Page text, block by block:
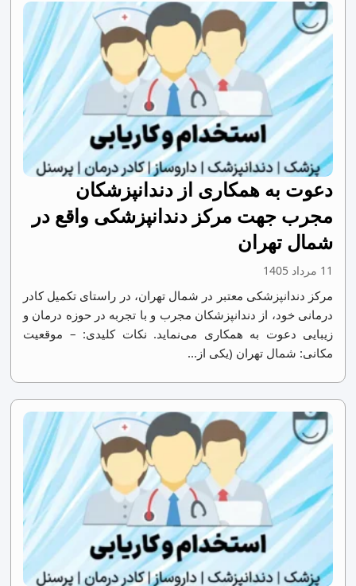
دعوت به همکاری از دندانپزشكان
مجرب جهت مركز دندانپزشكی واقع در
شمال تهران
11 مرداد 1405
مرکز دندانپزشکی معتبر در شمال تهران، در راستای تکمیل کادر
درمانی خود، از دندانپزشکان مجرب و با تجربه در حوزه درمان و
زیبایی دعوت به همکاری می‌نماید. نکات کلیدی: – موقعیت
مکانی: شمال تهران (یکی از...